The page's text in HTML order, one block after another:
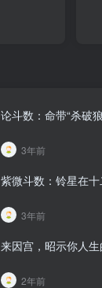
论斗数：命带“杀破
3年前
紫微斗数：铃星在
3年前
来因宫，昭示你人
2年前